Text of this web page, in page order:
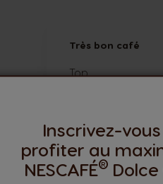
Inscrivez-
profiter au
NESCAFÉ®
Très bon café
Top
Réponse de la
Bonjour Jérôme,
Nous vous remercions